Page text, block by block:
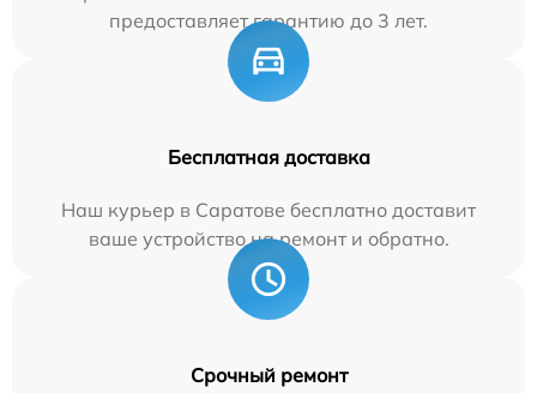
предоставляет гарантию до 3 лет.
Бесплатная доставка
Наш курьер в Саратове бесплатно доставит
ваше устройство на ремонт и обратно.
Срочный ремонт